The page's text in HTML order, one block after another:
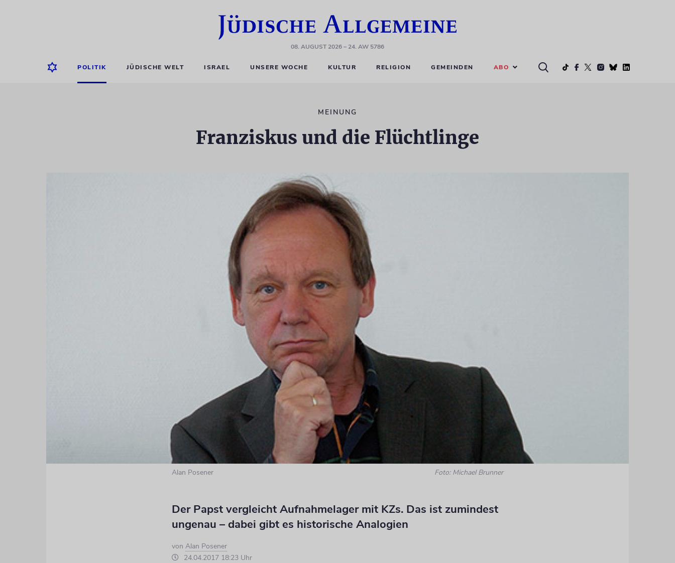
08. AUGUST 2026– 24. AW 5786
POLITIK JÜDISCHE WELT ISRAEL UNSERE WOCHE KULTUR RELIGION GEMEINDEN ABO
MEINUNG
Franziskus und die Flüchtlinge
Alan Posener Foto: Michael Brunner
Der Papst vergleicht Aufnahmelager mit KZs. Das ist zumindest
ungenau – dabei gibt es historische Analogien
von Alan Posener
24.04.2017 18:23 Uhr